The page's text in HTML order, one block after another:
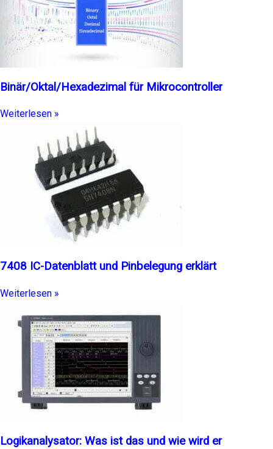
Binär/Oktal/Hexadezimal für Mikrocontroller
Weiterlesen »
7408 IC-Datenblatt und Pinbelegung erklärt
Weiterlesen »
Logikanalysator: Was ist das und wie wird er